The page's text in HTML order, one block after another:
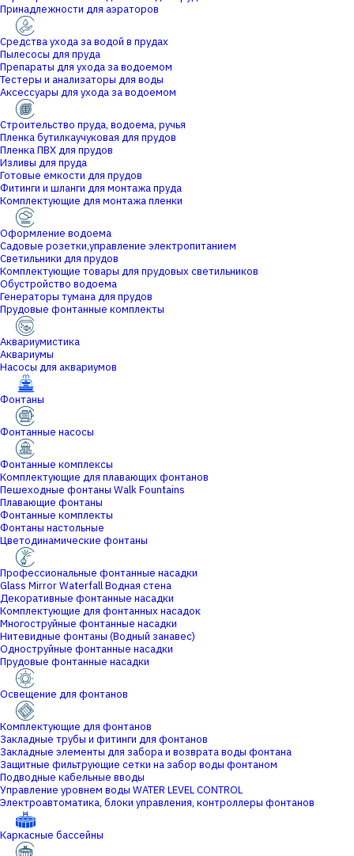
Принадлежности для аэраторов
Средства ухода за водой в прудах
Пылесосы для пруда
Препараты для ухода за водоемом
Тестеры и анализаторы для воды
Аксессуары для ухода за водоемом
Строительство пруда, водоема, ручья
Пленка бутилкаучуковая для прудов
Пленка ПВХ для прудов
Изливы для пруда
Готовые емкости для прудов
Фитинги и шланги для монтажа пруда
Комплектующие для монтажа пленки
Оформление водоема
Садовые розетки,управление электропитанием
Светильники для прудов
Комплектующие товары для прудовых светильников
Обустройство водоема
Генераторы тумана для прудов
Прудовые фонтанные комплекты
Аквариумистика
Аквариумы
Насосы для аквариумов
Фонтаны
Фонтанные насосы
Фонтанные комплексы
Комплектующие для плавающих фонтанов
Пешеходные фонтаны Walk Fountains
Плавающие фонтаны
Фонтанные комплекты
Фонтаны настольные
Цветодинамические фонтаны
Профессиональные фонтанные насадки
Glass Mirror Waterfall Водная стена
Декоративные фонтанные насадки
Комплектующие для фонтанных насадок
Многоструйные фонтанные насадки
Нитевидные фонтаны (Водный занавес)
Одноструйные фонтанные насадки
Прудовые фонтанные насадки
Освещение для фонтанов
Комплектующие для фонтанов
Закладные трубы и фитинги для фонтанов
Закладные элементы для забора и возврата воды фонтана
Защитные фильтрующие сетки на забор воды фонтаном
Подводные кабельные вводы
Управление уровнем воды WATER LEVEL CONTROL
Электроавтоматика, блоки управления, контроллеры фонтанов
Каркасные бассейны